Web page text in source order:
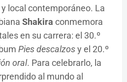
local contemporáneo. La
Shakira conmemora
en su carrera: el 30.º
Pies descalzosy el 20.º
oral. Para celebrarlo, la
al mundo al